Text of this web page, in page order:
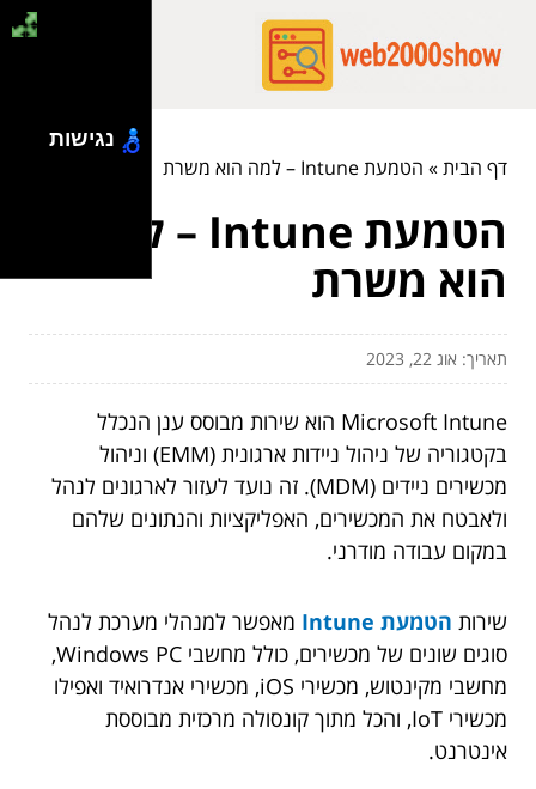
דף הבית» הטמעת Intune – למה הוא משרת
הטמעת Intune – למה
הוא משרת
תאריך: אוג 22, 2023
Microsoft Intune הוא שירות מבוסס ענן הנכלל
בקטגוריה של ניהול ניידות ארגונית (EMM) וניהול
מכשירים ניידים (MDM). זה נועד לעזור לארגונים לנהל
ולאבטח את המכשירים, האפליקציות והנתונים שלהם
במקום עבודה מודרני.
שירות הטמעת Intune
מאפשר למנהלי מערכת לנהל
סוגים שונים של מכשירים, כולל מחשבי Windows PC,
מחשבי מקינטוש, מכשירי iOS, מכשירי אנדרואיד ואפילו
מכשירי IoT, והכל מתוך קונסולה מרכזית מבוססת
אינטרנט.
נגישות